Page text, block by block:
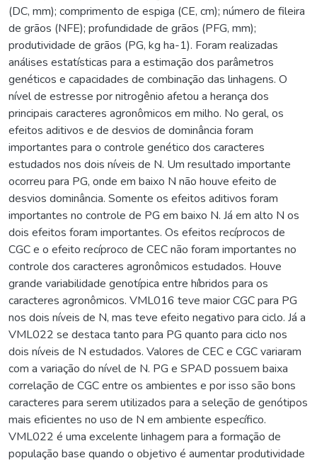
(DC, mm); comprimento de espiga (CE, cm); número de fileira
de grãos (NFE); profundidade de grãos (PFG, mm);
produtividade de grãos (PG, kg ha-1). Foram realizadas
análises estatísticas para a estimação dos parâmetros
genéticos e capacidades de combinação das linhagens. O
nível de estresse por nitrogênio afetou a herança dos
principais caracteres agronômicos em milho. No geral, os
efeitos aditivos e de desvios de dominância foram
importantes para o controle genético dos caracteres
estudados nos dois níveis de N. Um resultado importante
ocorreu para PG, onde em baixo N não houve efeito de
desvios dominância. Somente os efeitos aditivos foram
importantes no controle de PG em baixo N. Já em alto N os
dois efeitos foram importantes. Os efeitos recíprocos de
CGC e o efeito recíproco de CEC não foram importantes no
controle dos caracteres agronômicos estudados. Houve
grande variabilidade genotípica entre híbridos para os
caracteres agronômicos. VML016 teve maior CGC para PG
nos dois níveis de N, mas teve efeito negativo para ciclo. Já a
VML022 se destaca tanto para PG quanto para ciclo nos
dois níveis de N estudados. Valores de CEC e CGC variaram
com a variação do nível de N. PG e SPAD possuem baixa
correlação de CGC entre os ambientes e por isso são bons
caracteres para serem utilizados para a seleção de genótipos
mais eficientes no uso de N em ambiente específico.
VML022 é uma excelente linhagem para a formação de
população base quando o objetivo é aumentar produtividade